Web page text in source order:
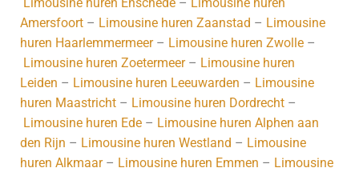
Amersfoort – Limousine huren Zaanstad – Limousine
huren Haarlemmermeer– Limousine huren Zwolle –
Limousine huren Zoetermeer– Limousine huren
Leiden – Limousine huren Leeuwarden – Limousine
huren Maastricht – Limousine huren Dordrecht –
Limousine huren Ede – Limousine huren Alphen aan
den Rijn – Limousine huren Westland – Limousine
huren Alkmaar– Limousine huren Emmen – Limousine